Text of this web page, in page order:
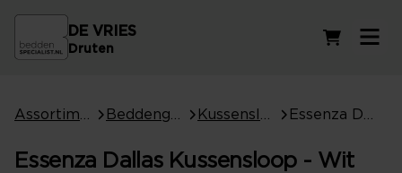
DE VRIES
Druten
Essenza Dallas Kussensloop - Wit